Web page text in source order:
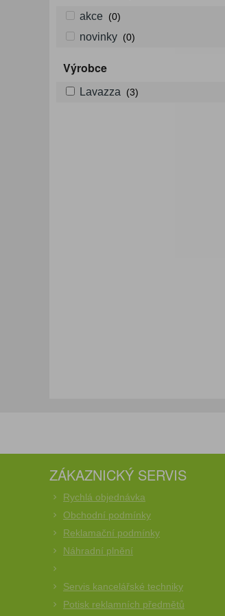
akce (0)
novinky (0)
Výrobce
Lavazza (3)
ZÁKAZNICKÝ SERVIS
Rychlá objednávka
Obchodní podmínky
Reklamační podmínky
Náhradní plnění
Servis kancelářské techniky
Potisk reklamních předmětů